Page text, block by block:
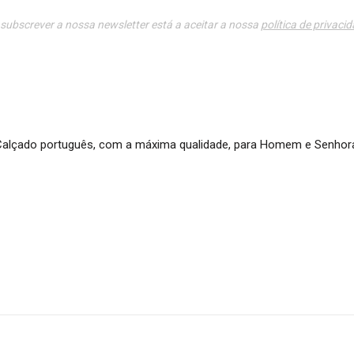
a nossa newsletter está a aceitar a nossa política de
português, com a máxima qualidade, para Homem e